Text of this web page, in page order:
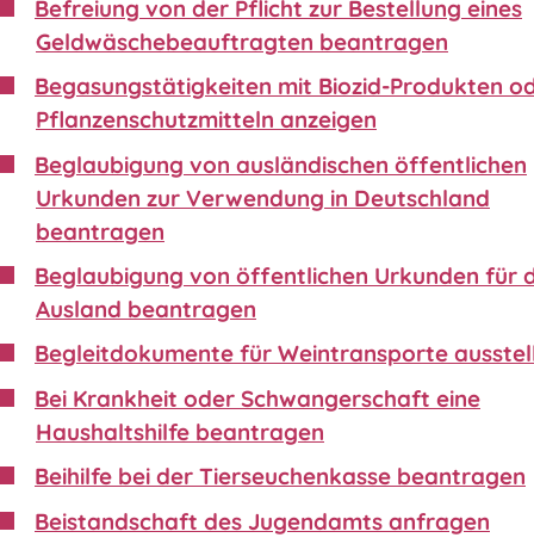
Befreiung von der Pflicht zur Bestellung eines
Geldwäschebeauftragten beantragen
Begasungstätigkeiten mit Biozid-Produkten
Pflanzenschutzmitteln anzeigen
Beglaubigung von ausländischen öffentlichen
Urkunden zur Verwendung in Deutschland
beantragen
Beglaubigung von öffentlichen Urkunden für
Ausland beantragen
Begleitdokumente für Weintransporte
Bei Krankheit oder Schwangerschaft eine
Haushaltshilfe beantragen
Beihilfe bei der Tierseuchenkasse beantragen
Beistandschaft des Jugendamts anfragen